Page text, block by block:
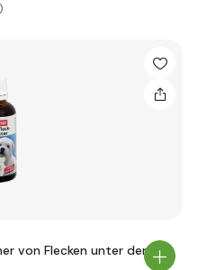
von Flecken unter den